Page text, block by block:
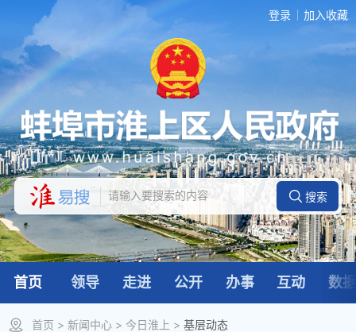
登录 加入收藏
首页 领导 走进 公开 办事 互动 数
首页 > 新闻中心 > 今日淮上 > 基层动态